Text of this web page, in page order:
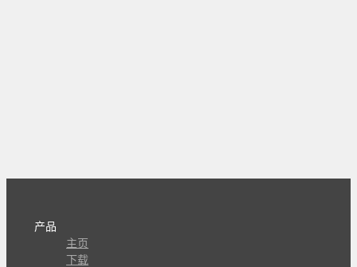
产品
主页
下载